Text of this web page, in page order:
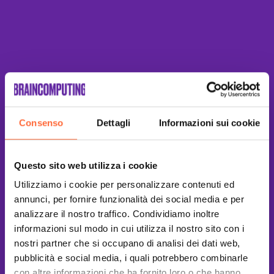
Consenso Dettagli Informazioni sui cookie
Questo sito web utilizza i cookie
Utilizziamo i cookie per personalizzare contenuti ed
annunci, per fornire funzionalità dei social media e per
analizzare il nostro traffico. Condividiamo inoltre
informazioni sul modo in cui utilizza il nostro sito con i
nostri partner che si occupano di analisi dei dati web,
pubblicità e social media, i quali potrebbero combinarle